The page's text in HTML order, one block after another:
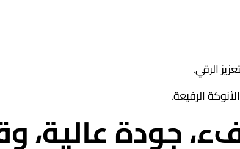
الرقي.
الرفيعة.
جودة عالية،